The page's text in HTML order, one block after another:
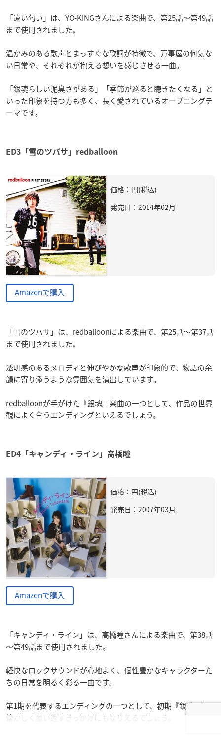
「遠い匂い」は、YO-KINGさんによる楽曲で、第25話～第49話
まで使用されました。
温かみのある歌声とまっすぐな歌詞が特徴で、万事屋の何気な
い日常や、それぞれが抱える想いを感じさせる一曲。
「銀魂らしい泥臭さがある」「季節が巡ると聴きたくなる」と
いった印象を持つ方も多く、長く愛されているオープニングテ
ーマです。
ED3「雪のツバサ」redballoon
価格：円(税込)
発売日：2014年02月
Amazonで購入
「雪のツバサ」は、redballoonによる楽曲で、第25話～第37話
まで使用されました。
透明感のあるメロディと伸びやかな歌声が印象的で、物語の余
韻に寄り添うような雰囲気を演出しています。
redballoonが手がけた『銀魂』楽曲の一つとして、作品の世界
観によく合うエンディングといえるでしょう。
ED4「キャンディ・ライン」高橋瞳
価格：円(税込)
発売日：2007年03月
Amazonで購入
「キャンディ・ライン」は、高橋瞳さんによる楽曲で、第38話
～第49話まで使用されました。
軽快なロックサウンドが心地よく、個性豊かなキャラクターた
ちの日常を明るく彩る一曲です。
第1期を代表するエンディングの一つとして、初期『銀魂』を
懐かしく思い返すきっかけにもなりえるでしょう。